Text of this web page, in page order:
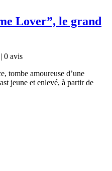
Lover”, le grand
0 avis
tombe amoureuse d’une
jeune et enlevé, à partir de